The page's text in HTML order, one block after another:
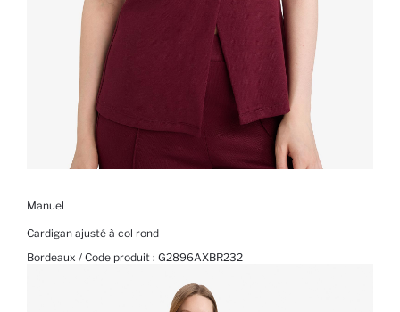
Manuel
Cardigan ajusté à col rond
Bordeaux / Code produit : G2896AXBR232